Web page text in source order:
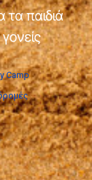
παιδιά
Camp